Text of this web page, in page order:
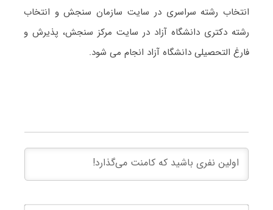
انتخاب رشته سراسری در سایت سازمان سنجش و انتخاب
رشته دکتری دانشگاه آزاد در سایت مرکز سنجش، پذیرش و
فارغ التحصیلی دانشگاه آزاد انجام می شود.